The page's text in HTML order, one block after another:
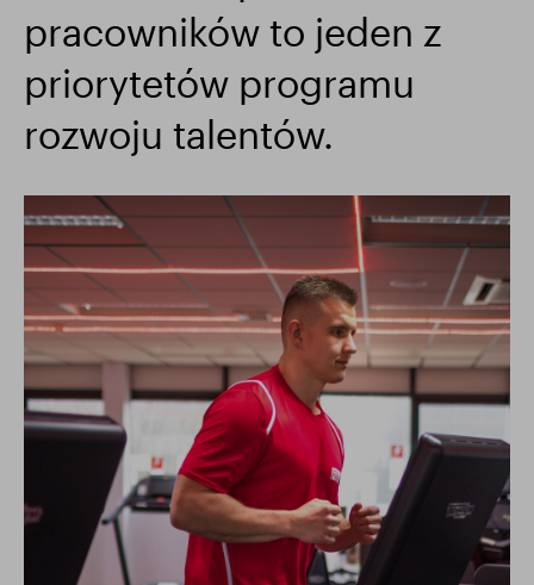
Wyniki finansowe Aktualizacja handlowa
Inteligentny park
pracowników to jeden z
priorytetów programu
rozwoju talentów.